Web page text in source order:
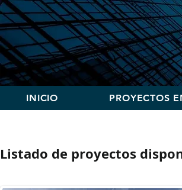
INICIO PROYECTOS
Listado de proyectos